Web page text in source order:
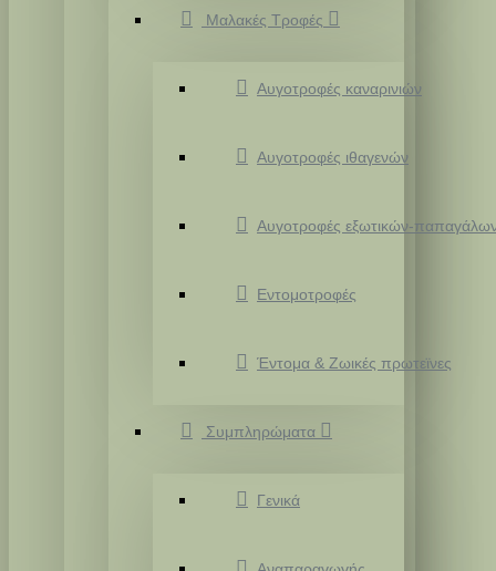
Μαλακές Τροφές
Αυγοτροφές καναρινιών
Αυγοτροφές ιθαγενών
Αυγοτροφές εξωτικών-
Εντομοτροφές
Έντομα & Ζωικές πρωτεϊνες
Συμπληρώματα
Γενικά